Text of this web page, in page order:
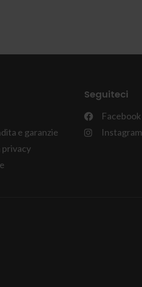
e garanzie
privacy
Seguiteci
Facebook
Instagram